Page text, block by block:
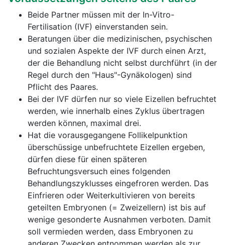
Beide Partner müssen mit der In-Vitro-
Fertilisation (IVF) einverstanden sein.
Beratungen über die medizinischen, psychischen
und sozialen Aspekte der IVF durch einen Arzt,
der die Behandlung nicht selbst durchführt (in der
Regel durch den "Haus"-Gynäkologen) sind
Pflicht des Paares.
Bei der IVF dürfen nur so viele Eizellen befruchtet
werden, wie innerhalb eines Zyklus übertragen
werden können, maximal drei.
Hat die vorausgegangene Follikelpunktion
überschüssige unbefruchtete Eizellen ergeben,
dürfen diese für einen späteren
Befruchtungsversuch eines folgenden
Behandlungszyklusses eingefroren werden. Das
Einfrieren oder Weiterkultivieren von bereits
geteilten Embryonen (= Zweizellern) ist bis auf
wenige gesonderte Ausnahmen verboten. Damit
soll vermieden werden, dass Embryonen zu